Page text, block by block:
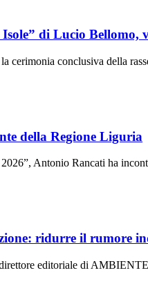
di Lucio
cerimonia conclusiva della
della Regione Liguria
Antonio Rancati ha
ridurre il rumore
editoriale di